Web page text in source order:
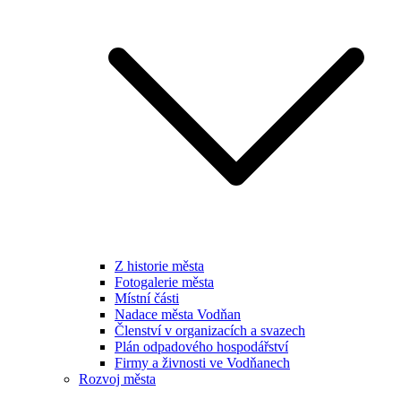
Z historie města
Fotogalerie města
Místní části
Nadace města Vodňan
Členství v organizacích a svazech
Plán odpadového hospodářství
Firmy a živnosti ve Vodňanech
Rozvoj města